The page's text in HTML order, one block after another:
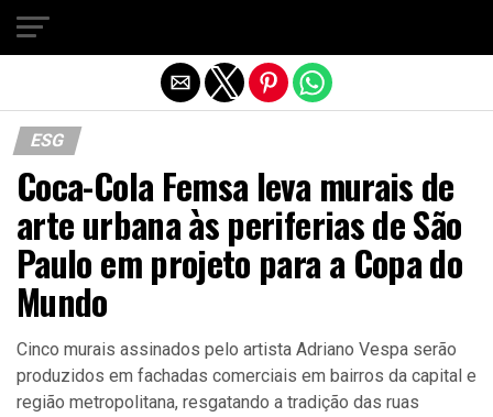
ESG
Coca-Cola Femsa leva murais de
arte urbana às periferias de São
Paulo em projeto para a Copa do
Mundo
Cinco murais assinados pelo artista Adriano Vespa serão
produzidos em fachadas comerciais em bairros da capital e
região metropolitana, resgatando a tradição das ruas